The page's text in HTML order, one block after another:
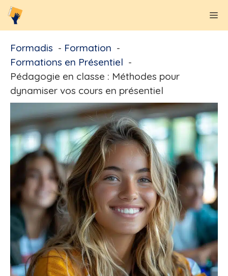
Aller
au
Formadis
Formation
Formations en Présentiel
Pédagogie en classe : Méthodes pour
dynamiser vos cours en présentiel